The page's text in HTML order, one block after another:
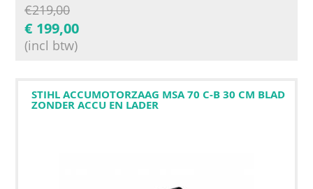
€219,00
€ 199,00
(incl btw)
STIHL ACCUMOTORZAAG MSA 70 C-B 30 CM BLAD
ZONDER ACCU EN LADER